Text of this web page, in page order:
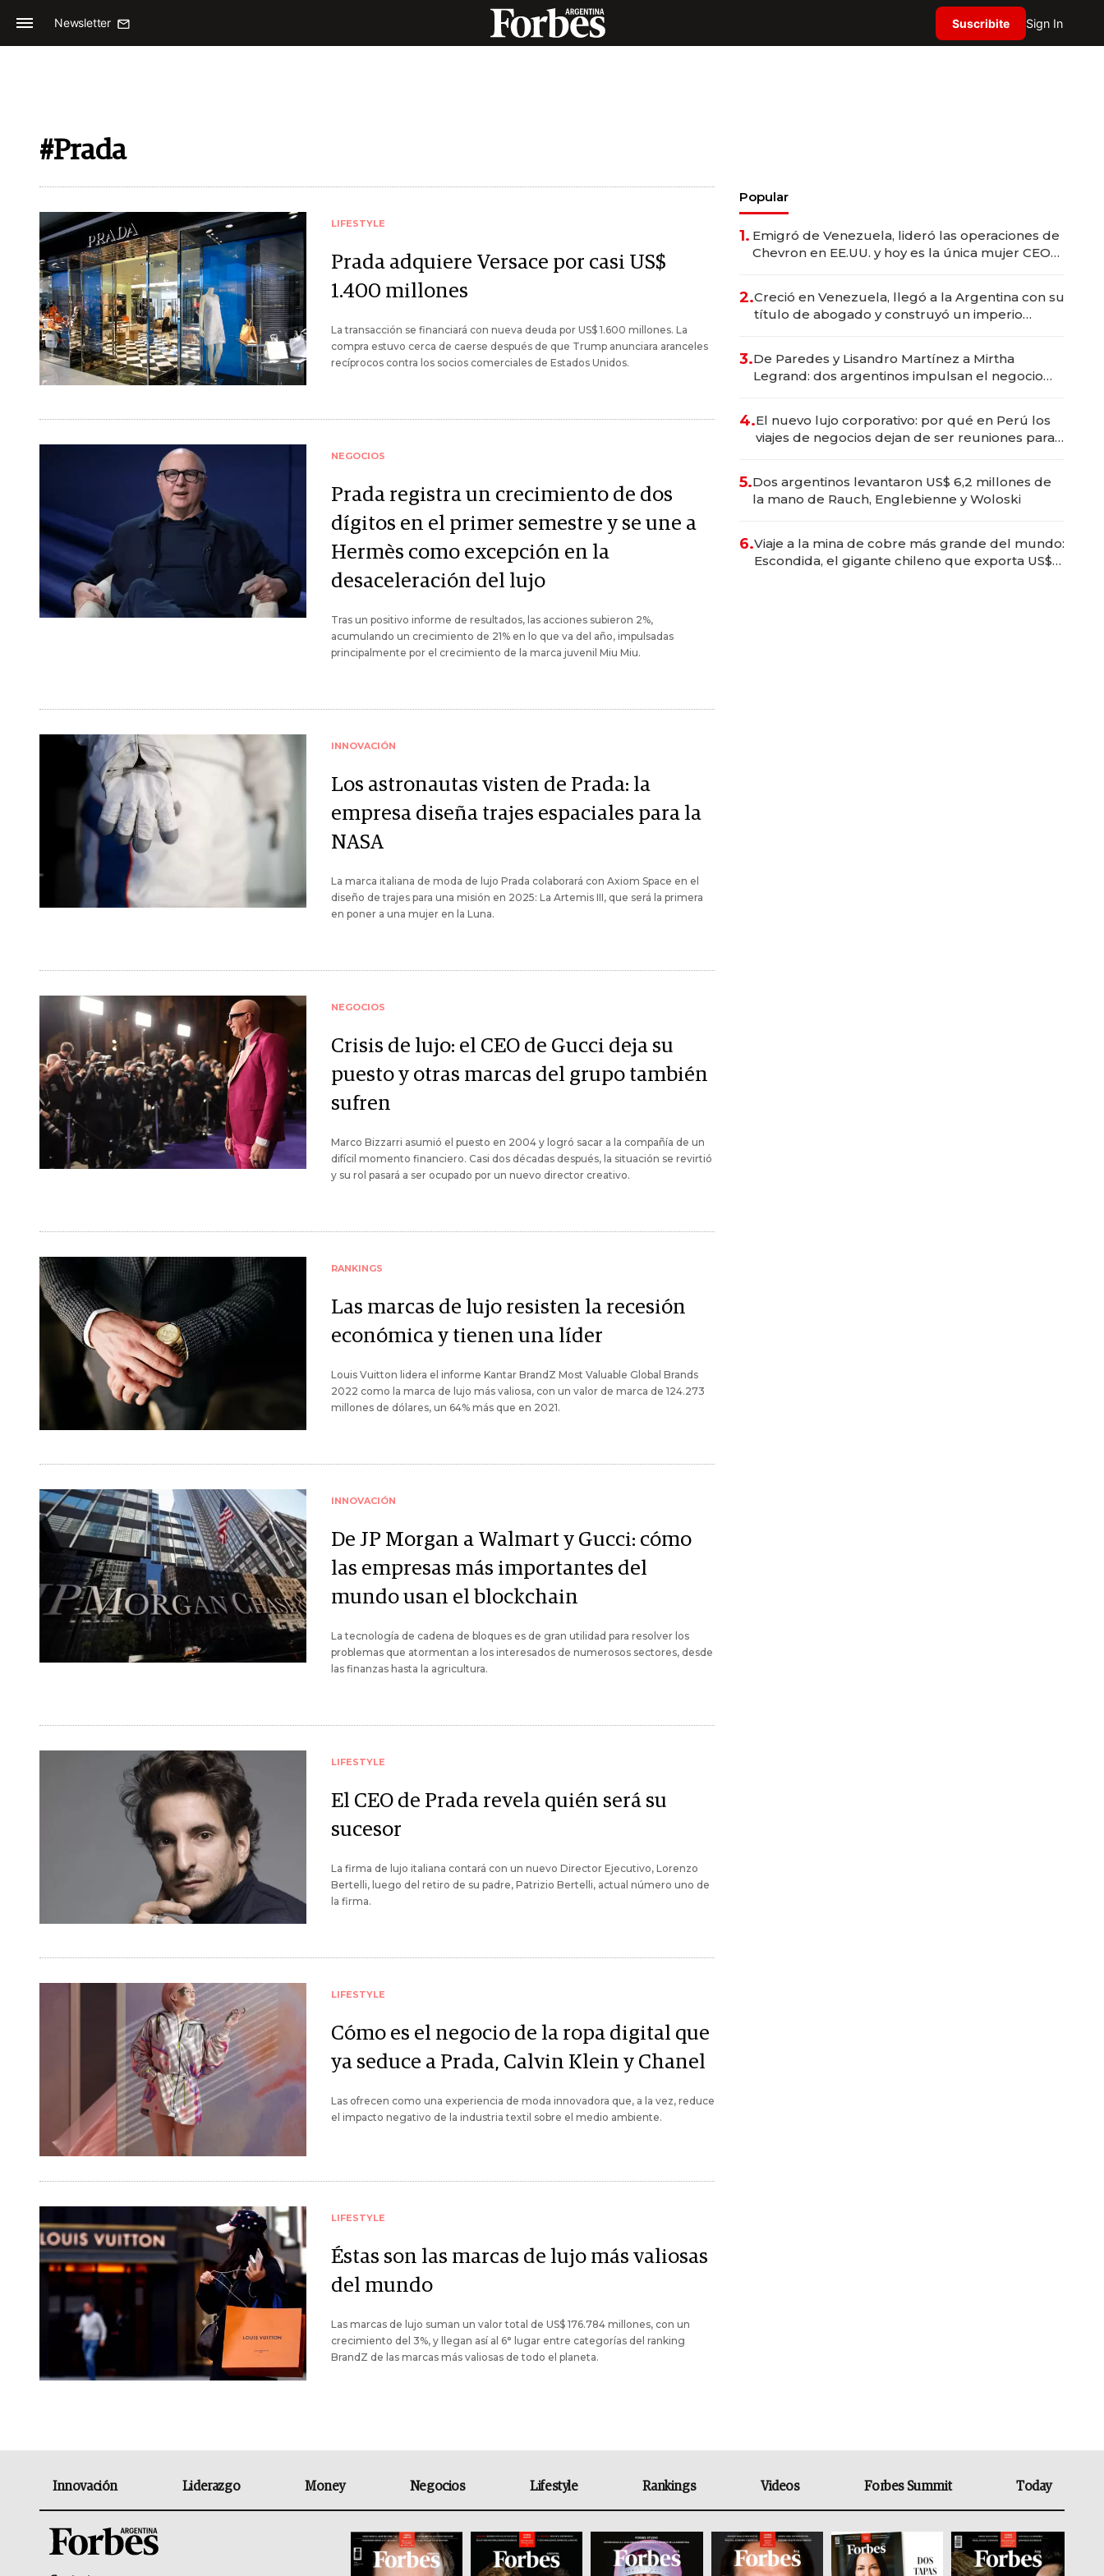
Newsletter Suscribite Sign In
#Prada
LIFESTYLE
Prada adquiere Versace por casi US$
1.400 millones
La transacción se financiará con nueva deuda por US$ 1.600 millones. La
compra estuvo cerca de caerse después de que Trump anunciara aranceles
recíprocos contra los socios comerciales de Estados Unidos.
NEGOCIOS
Prada registra un crecimiento de dos
dígitos en el primer semestre y se une a
Hermès como excepción en la
desaceleración del lujo
Tras un positivo informe de resultados, las acciones subieron 2%,
acumulando un crecimiento de 21% en lo que va del año, impulsadas
principalmente por el crecimiento de la marca juvenil Miu Miu.
INNOVACIÓN
Los astronautas visten de Prada: la
empresa diseña trajes espaciales para la
NASA
La marca italiana de moda de lujo Prada colaborará con Axiom Space en el
diseño de trajes para una misión en 2025: La Artemis III, que será la primera
en poner a una mujer en la Luna.
NEGOCIOS
Crisis de lujo: el CEO de Gucci deja su
puesto y otras marcas del grupo también
sufren
Marco Bizzarri asumió el puesto en 2004 y logró sacar a la compañía de un
difícil momento financiero. Casi dos décadas después, la situación se revirtió
y su rol pasará a ser ocupado por un nuevo director creativo.
RANKINGS
Las marcas de lujo resisten la recesión
económica y tienen una líder
Louis Vuitton lidera el informe Kantar BrandZ Most Valuable Global Brands
2022 como la marca de lujo más valiosa, con un valor de marca de 124.273
millones de dólares, un 64% más que en 2021.
INNOVACIÓN
De JP Morgan a Walmart y Gucci: cómo
las empresas más importantes del
mundo usan el blockchain
La tecnología de cadena de bloques es de gran utilidad para resolver los
problemas que atormentan a los interesados de numerosos sectores, desde
las finanzas hasta la agricultura.
LIFESTYLE
El CEO de Prada revela quién será su
sucesor
La firma de lujo italiana contará con un nuevo Director Ejecutivo, Lorenzo
Bertelli, luego del retiro de su padre, Patrizio Bertelli, actual número uno de
la firma.
LIFESTYLE
Cómo es el negocio de la ropa digital que
ya seduce a Prada, Calvin Klein y Chanel
Las ofrecen como una experiencia de moda innovadora que, a la vez, reduce
el impacto negativo de la industria textil sobre el medio ambiente.
LIFESTYLE
Éstas son las marcas de lujo más valiosas
del mundo
Las marcas de lujo suman un valor total de US$ 176.784 millones, con un
crecimiento del 3%, y llegan así al 6° lugar entre categorías del ranking
BrandZ de las marcas más valiosas de todo el planeta.
Popular
1. Emigró de Venezuela, lideró las operaciones de
Chevron en EE.UU. y hoy es la única mujer CEO
2.Creció en Venezuela, llegó a la Argentina con su
título de abogado y construyó un imperio
3.De Paredes y Lisandro Martínez a Mirtha
Legrand: dos argentinos impulsan el negocio
4.El nuevo lujo corporativo: por qué en Perú los
viajes de negocios dejan de ser reuniones para
5.Dos argentinos levantaron US$ 6,2 millones de
la mano de Rauch, Englebienne y Woloski
6.Viaje a la mina de cobre más grande del mundo:
Escondida, el gigante chileno que exporta US$
Innovación Liderazgo Money Negocios Lifestyle Rankings Videos Forbes Summit Today